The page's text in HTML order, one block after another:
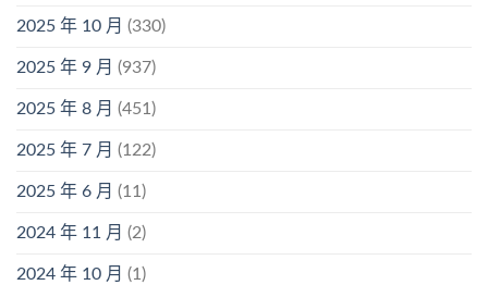
2025 年 10 月 (330)
2025 年 9 月 (937)
2025 年 8 月 (451)
2025 年 7 月 (122)
2025 年 6 月 (11)
2024 年 11 月 (2)
2024 年 10 月 (1)